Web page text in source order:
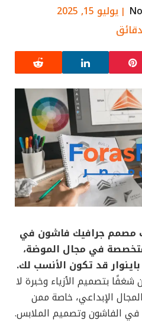
يوليو 15, 2025
مصمم جرافيك فاشون في
في مجال الموضة،
قد تكون الأنسب لك.
بتصميم الأزياء وخبرة لا
المجال الإبداعي، خاصة ممن
الفاشون وتصميم الملابس.